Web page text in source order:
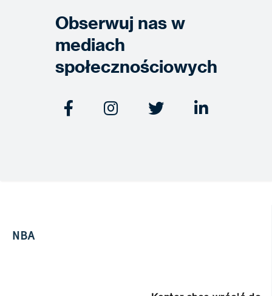
Obserwuj nas w
mediach
społecznościowych
   
NBA